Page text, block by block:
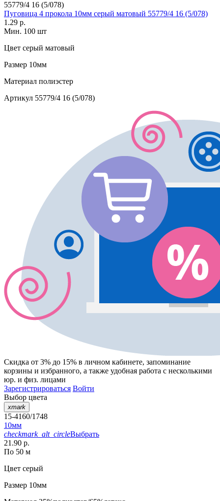
55779/4 16 (5/078)
Пуговица 4 прокола 10мм серый матовый 55779/4 16 (5/078)
1.29 р.
Мин. 100 шт
Цвет серый матовый
Размер 10мм
Материал полиэстер
Артикул 55779/4 16 (5/078)
Скидка от 3% до 15% в личном кабинете, запоминание
корзины и избранного, а также удобная работа с несколькими
юр. и физ. лицами
Зарегистрироваться Войти
Выбор цвета
xmark
15-4160/1748
10мм
checkmark_alt_circleВыбрать
21.90 р.
По 50 м
Цвет серый
Размер 10мм